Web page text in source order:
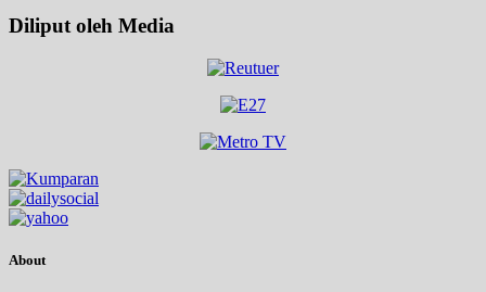
Diliput oleh Media
About